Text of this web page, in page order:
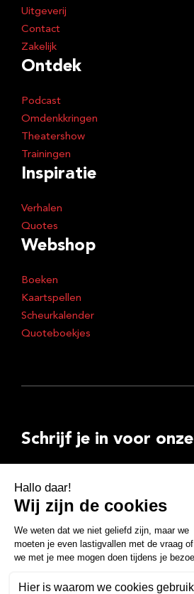
Uitgeverij
Contact
Zakelijk
Ontdek
Podcast
Omdenkkringen
Theatershow
Trainingen
Inspiratie
Verhalen
Quotes
Webshop
Boeken
Kaartspellen
Scheurkalender
Quoteboekjes
Schrijf je in voor
mailadres
Inschrijven
FacebookInstagramLinkedInYouTubeSpotify